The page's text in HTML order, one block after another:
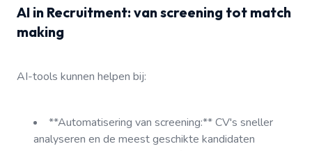
AI in Recruitment: van screening tot match
making
AI-tools kunnen helpen bij:
**Automatisering van screening:** CV's sneller
analyseren en de meest geschikte kandidaten